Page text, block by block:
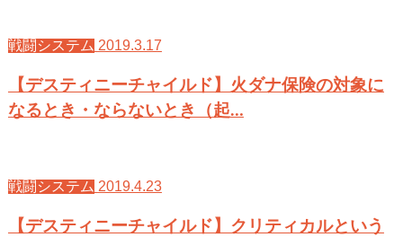
戦闘システム 2019.3.17
【デスティニーチャイルド】火ダナ保険の対象に
なるとき・ならないとき（起…
戦闘システム 2019.4.23
【デスティニーチャイルド】クリティカルという